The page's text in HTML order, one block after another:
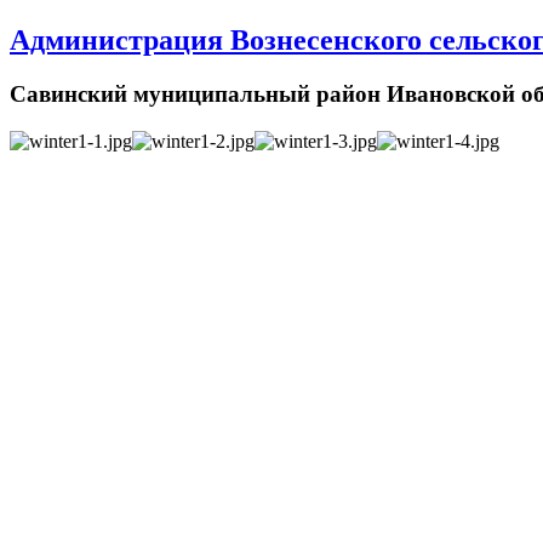
Администрация Вознесенского
Савинский муниципальный район Ивановской